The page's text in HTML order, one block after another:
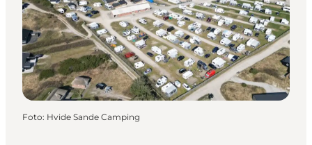
Foto: Hvide Sande Camping